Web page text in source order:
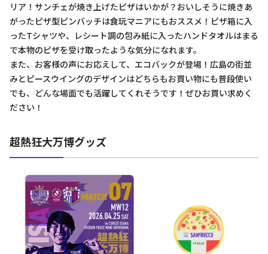
リア！サンチェが焼き上げたピザはいかが？おいしそうに焼きあ
がったピザ型ピンバッチは食玩マニアにもおススメ！ピザ箱に入
ったTシャツや、レシート調の包み紙に入ったハンドタオルはまる
で本物のピザを受け取ったような気分になれます。
また、お客様の声にお応えして、エコバックが登場！広島の街並
みとピースウイングのデザインはどちらもお買い物にも普段使い
でも、どんな場面でも活躍してくれそうです！ぜひお買い求めく
ださい！
超熱狂大万博グッズ